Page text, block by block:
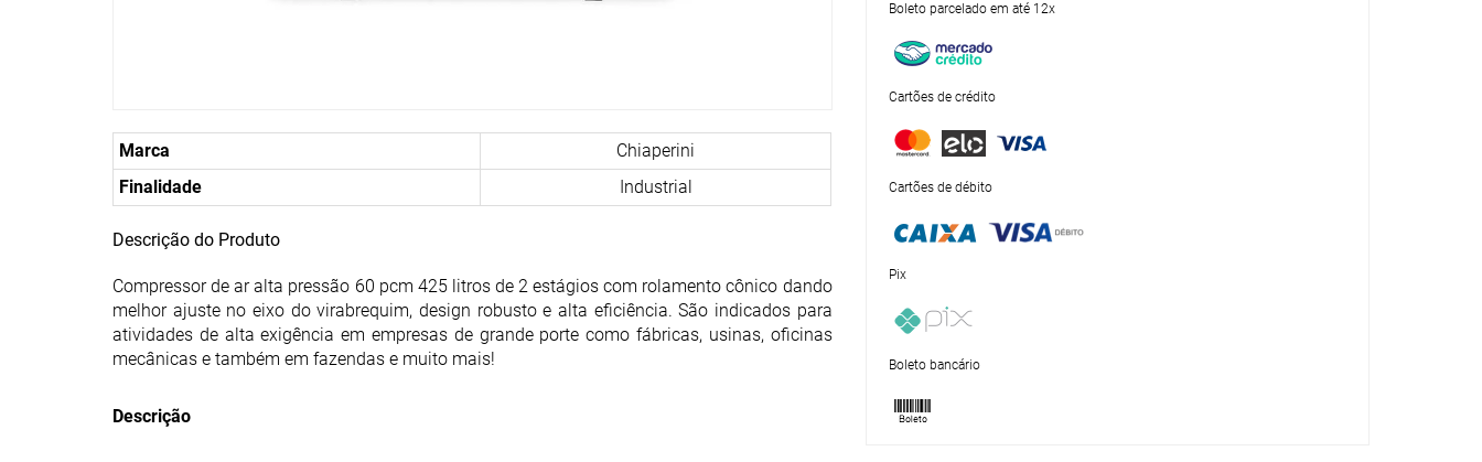
Marca
Chiaperini
Finalidade
Industrial
Descrição do Produto
Compressor de ar alta pressão 60 pcm 425 litros de 2 estágios com rolamento cônico dando
melhor ajuste no eixo do virabrequim, design robusto e alta eficiência. São indicados para
atividades de alta exigência em empresas de grande porte como fábricas, usinas, oficinas
mecânicas e também em fazendas e muito mais!
Descrição
Boleto parcelado em até 12x
Cartões de crédito
Cartões de débito
Pix
Boleto bancário